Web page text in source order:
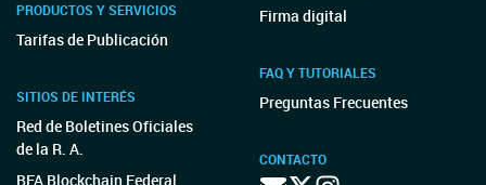
PRODUCTOS Y SERVICIOS
Tarifas de Publicación
SITIOS DE INTERÉS
Red de Boletines Oficiales
de la R. A.
BFA Blockchain Federal
Firma digital
FAQ Y TUTORIALES
Preguntas Frecuentes
CONTACTO